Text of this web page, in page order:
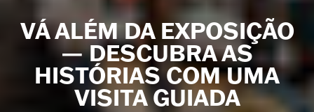
VÁ ALÉM DA EXPOSIÇÃO
— DESCUBRA AS
HISTÓRIAS COM UMA
VISITA GUIADA